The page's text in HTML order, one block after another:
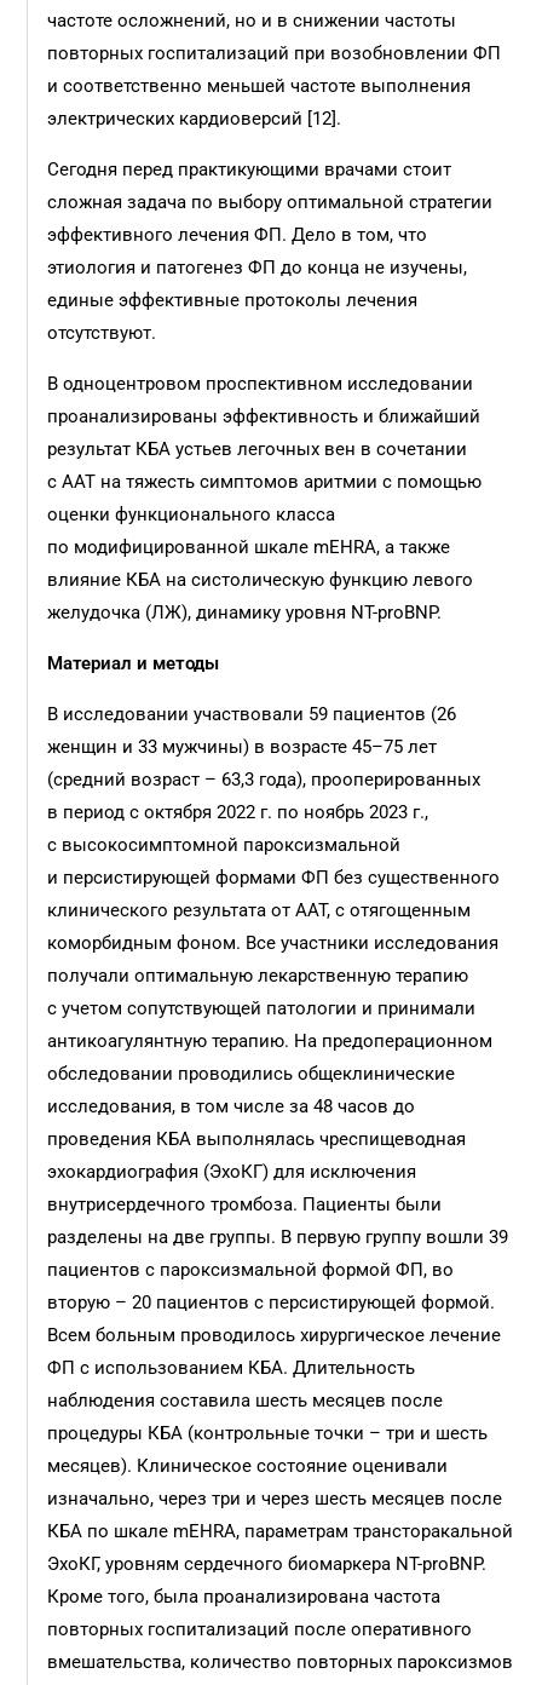
частоте осложнений, но и в снижении частоты
повторных госпитализаций при возобновлении ФП
и соответственно меньшей частоте выполнения
электрических кардиоверсий [12].
Сегодня перед практикующими врачами стоит
сложная задача по выбору оптимальной стратегии
эффективного лечения ФП. Дело в том, что
этиология и патогенез ФП до конца не изучены,
единые эффективные протоколы лечения
отсутствуют.
В одноцентровом проспективном исследовании
проанализированы эффективность и ближайший
результат КБА устьев легочных вен в сочетании
с ААТ на тяжесть симптомов аритмии с помощью
оценки функционального класса
по модифицированной шкале mEHRA, а также
влияние КБА на систолическую функцию левого
желудочка (ЛЖ), динамику уровня NT-proВNР.
Материал и методы
В исследовании участвовали 59 пациентов (26
женщин и 33 мужчины) в возрасте 45–75 лет
(средний возраст – 63,3 года), прооперированных
в период с октября 2022 г. по ноябрь 2023 г.,
с высокосимптомной пароксизмальной
и персистирующей формами ФП без существенного
клинического результата от ААТ, с отягощенным
коморбидным фоном. Все участники исследования
получали оптимальную лекарственную терапию
с учетом сопутствующей патологии и принимали
антикоагулянтную терапию. На предоперационном
обследовании проводились общеклинические
исследования, в том числе за 48 часов до
проведения КБА выполнялась чреспищеводная
эхокардиография (ЭхоКГ) для исключения
внутрисердечного тромбоза. Пациенты были
разделены на две группы. В первую группу вошли 39
пациентов с пароксизмальной формой ФП, во
вторую – 20 пациентов с персистирующей формой.
Всем больным проводилось хирургическое лечение
ФП с использованием КБА. Длительность
наблюдения составила шесть месяцев после
процедуры КБА (контрольные точки – три и шесть
месяцев). Клиническое состояние оценивали
изначально, через три и через шесть месяцев после
КБА по шкале mEHRA, параметрам трансторакальной
ЭхоКГ, уровням сердечного биомаркера NT-proBNP.
Кроме того, была проанализирована частота
повторных госпитализаций после оперативного
вмешательства, количество повторных пароксизмов